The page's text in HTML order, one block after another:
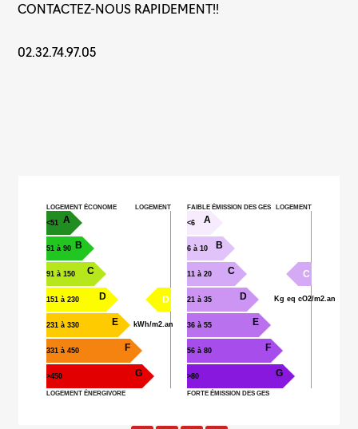
CONTACTEZ-NOUS RAPIDEMENT!!
02.32.74.97.05
LOGEMENT ÉCONOME LOGEMENT
<51 A
51 à 90 B
91 à 150 C
151 à 230 D
231 à 330 E
331 à 450 F
>450 G
D
kWh/m2.an
LOGEMENT ÉNERGIVORE
FAIBLE ÉMISSION DES GES LOGEMENT
<6 A
6 à 10 B
11 à 20 C
21 à 35 D
36 à 55 E
56 à 80 F
>80 G
C
Kg eq cO2/m2.an
FORTE ÉMISSION DES GES